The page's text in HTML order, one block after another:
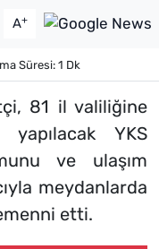
A+
Süresi: 1 Dk
81 il valiliğine
yapılacak YKS
ve ulaşım
meydanlarda
etti.